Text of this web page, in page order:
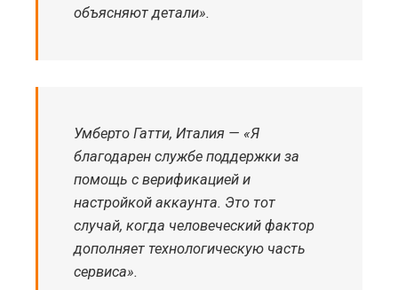
объясняют детали».
Умберто Гатти, Италия — «Я
благодарен службе поддержки за
помощь с верификацией и
настройкой аккаунта. Это тот
случай, когда человеческий фактор
дополняет технологическую часть
сервиса».